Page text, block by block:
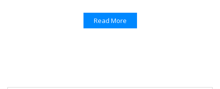
Read More